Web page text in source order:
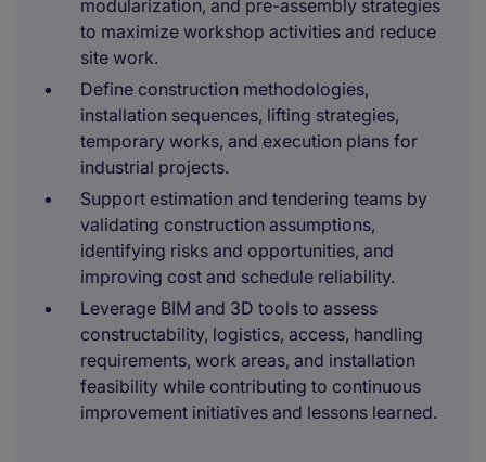
modularization, and pre-assembly strategies
to maximize workshop activities and reduce
site work.
Define construction methodologies,
installation sequences, lifting strategies,
temporary works, and execution plans for
industrial projects.
Support estimation and tendering teams by
validating construction assumptions,
identifying risks and opportunities, and
improving cost and schedule reliability.
Leverage BIM and 3D tools to assess
constructability, logistics, access, handling
requirements, work areas, and installation
feasibility while contributing to continuous
improvement initiatives and lessons learned.